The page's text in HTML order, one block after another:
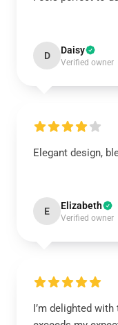
D Daisy
Verified owner
Elegant design,
E Elizabeth
Verified owner
I’m delighted